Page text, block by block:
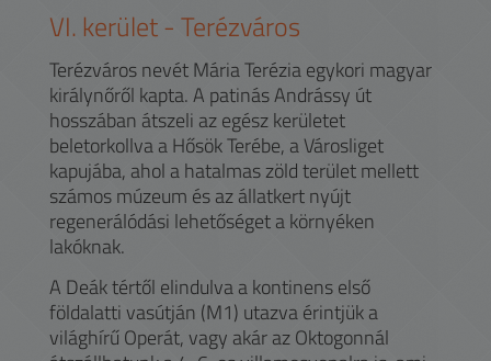
VI. kerület -Terézváros
Terézváros nevét Mária Terézia egykori magyar
királynőről kapta. A patinás Andrássy út
hosszában átszeli az egész kerületet
beletorkollva a Hősök Terébe, a Városliget
kapujába, ahol a hatalmas zöld terület mellett
számos múzeum és az állatkert nyújt
regenerálódási lehetőséget a környéken
lakóknak.
A Deák tértől elindulva a kontinens első
földalatti vasútján (M1) utazva érintjük a
világhírű Operát, vagy akár az Oktogonnál